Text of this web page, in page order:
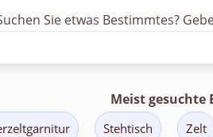
Sie etwas Bestimmtes?
Meist gesuchte
Stehtisch Zelt